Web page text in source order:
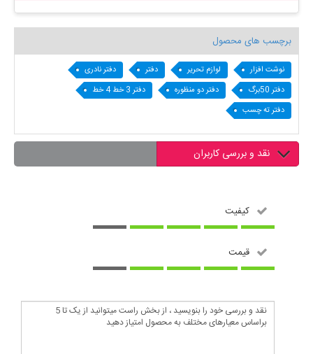
برچسب های محصول
نوشت افزار لوازم تحریر دفتر
دفتر نادری
دفتر 50برگ
دفتر دو منظوره
دفتر 3 خط 4 خط
دفتر ته چسب
نقد و بررسی کاربران
کیفیت
قیمت